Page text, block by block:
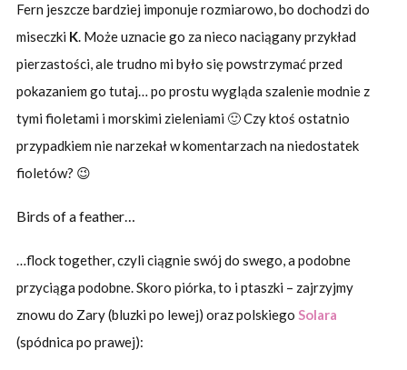
Fern jeszcze bardziej imponuje rozmiarowo, bo dochodzi do
miseczki K. Może uznacie go za nieco naciągany przykład
pierzastości, ale trudno mi było się powstrzymać przed
pokazaniem go tutaj… po prostu wygląda szalenie modnie z
tymi fioletami i morskimi zieleniami 🙂 Czy ktoś ostatnio
przypadkiem nie narzekał w komentarzach na niedostatek
fioletów? 😉
Birds of a feather…
…flock together, czyli ciągnie swój do swego, a podobne
przyciąga podobne. Skoro piórka, to i ptaszki – zajrzyjmy
znowu do Zary (bluzki po lewej) oraz polskiego Solara
(spódnica po prawej):